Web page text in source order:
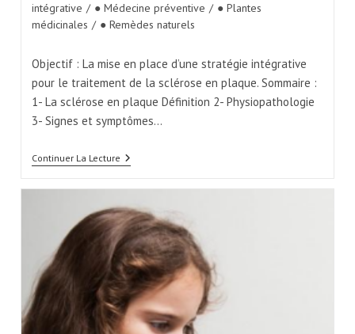
intégrative / ● Médecine préventive / ● Plantes
médicinales / ● Remèdes naturels
Objectif : La mise en place d’une stratégie intégrative
pour le traitement de la sclérose en plaque. Sommaire :
1- La sclérose en plaque Définition 2- Physiopathologie
3- Signes et symptômes…
Continuer La Lecture